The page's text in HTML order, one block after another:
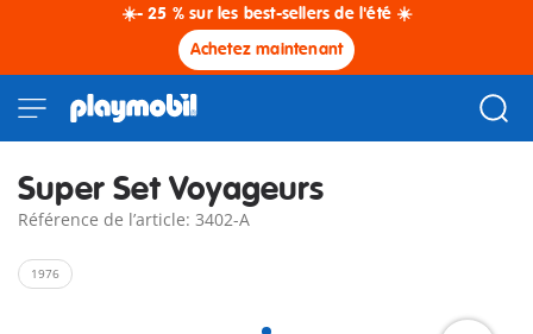
☀️- 25 % sur les best-sellers de l'été ☀️
Achetez maintenant
Super Set Voyageurs
Référence de l’article: 3402-A
1976